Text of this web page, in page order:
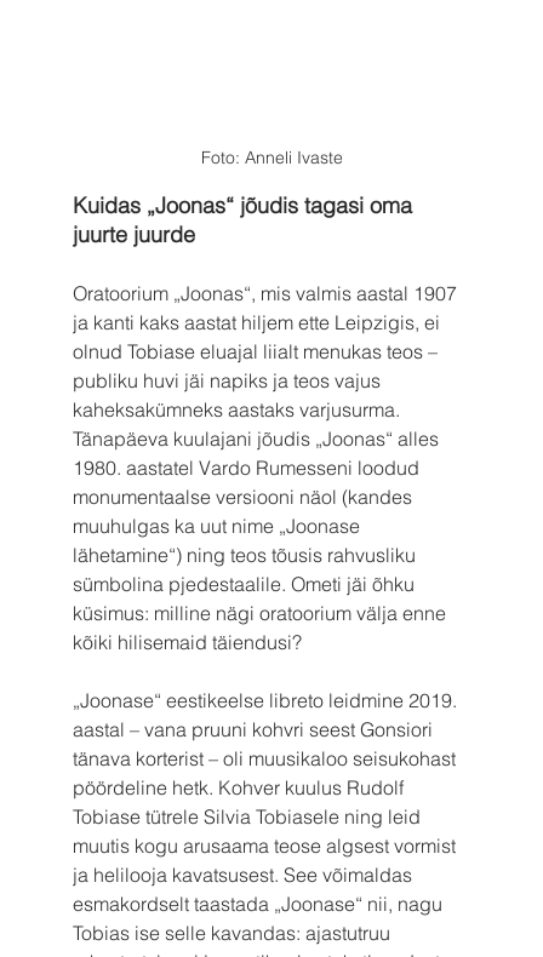
Foto: Anneli Ivaste
Kuidas „Joonas“ jõudis tagasi oma
juurte juurde
Oratoorium „Joonas“, mis valmis aastal 1907
ja kanti kaks aastat hiljem ette Leipzigis, ei
olnud Tobiase eluajal liialt menukas teos –
publiku huvi jäi napiks ja teos vajus
kaheksakümneks aastaks varjusurma.
Tänapäeva kuulajani jõudis „Joonas“ alles
1980. aastatel Vardo Rumesseni loodud
monumentaalse versiooni näol (kandes
muuhulgas ka uut nime „Joonase
lähetamine“) ning teos tõusis rahvusliku
sümbolina pjedestaalile. Ometi jäi õhku
küsimus: milline nägi oratoorium välja enne
kõiki hilisemaid täiendusi?
„Joonase“ eestikeelse libreto leidmine 2019.
aastal – vana pruuni kohvri seest Gonsiori
tänava korterist – oli muusikaloo seisukohast
pöördeline hetk. Kohver kuulus Rudolf
Tobiase tütrele Silvia Tobiasele ning leid
muutis kogu arusaama teose algsest vormist
ja helilooja kavatsusest. See võimaldas
esmakordselt taastada „Joonase“ nii, nagu
Tobias ise selle kavandas: ajastutruu